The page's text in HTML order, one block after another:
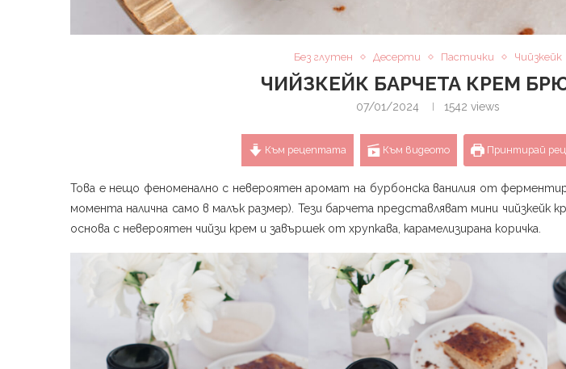
Без глутен Десерти Пастички Чийзкейк
ЧИЙЗКЕЙК БАРЧЕТА КРЕМ
07/01/2024 1542 views
Към рецептата Към видеото Принтирай
Това е нещо феноменално с невероятен аромат на бурбонска ванилия от
момента налична само в малък размер). Тези барчета представляват мини чийзкейк
основа с невероятен чийзи крем и завършек от хрупкава, карамелизирана коричка.